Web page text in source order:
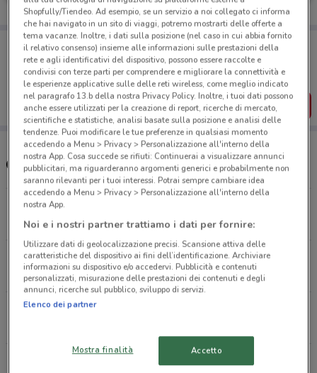
Porta DoveConviene sempre con te!
Puoi trovare le migliori offerte dei negozi vicino a te,
salvarle e creare la tua lista del risparmio, comodamente
dal tuo cellulare.
SCARICA L’APP
Orari e supermercati Bennet
Via Tonale, 101 Albano Sant'alessandro
13.8 km
CHIUSO
via Milano, 7 Vaprio D'adda
15 km
CHIUSO
S.S. Soncinese, 498 Romano Di Lombardia
Shopfully/Tiendeo. Ad esempio, se un servizio a noi collegato ci informa
che hai navigato in un sito di viaggi, potremo mostrarti delle offerte a
tema vacanze. Inoltre, i dati sulla posizione (nel caso in cui abbia fornito
il relativo consenso) insieme alle informazioni sulle prestazioni della
rete e agli identificativi del dispositivo, possono essere raccolte e
condivisi con terze parti per comprendere e migliorare la connettività e
le esperienze applicative sulle delle reti wireless, come meglio indicato
nel paragrafo 13.b della nostra Privacy Policy. Inoltre, i tuoi dati possono
anche essere utilizzati per la creazione di report, ricerche di mercato,
scientifiche e statistiche, analisi basate sulla posizione e analisi delle
tendenze. Puoi modificare le tue preferenze in qualsiasi momento
accedendo a Menu > Privacy > Personalizzazione all'interno della
nostra App. Cosa succede se rifiuti: Continuerai a visualizzare annunci
pubblicitari, ma riguarderanno argomenti generici e probabilmente non
saranno rilevanti per i tuoi interessi. Potrai sempre cambiare idea
accedendo a Menu > Privacy > Personalizzazione all'interno della
nostra App.
Noi e i nostri partner trattiamo i dati per fornire:
Utilizzare dati di geolocalizzazione precisi. Scansione attiva delle
caratteristiche del dispositivo ai fini dell’identificazione. Archiviare
informazioni su dispositivo e/o accedervi. Pubblicità e contenuti
personalizzati, misurazione delle prestazioni dei contenuti e degli
annunci, ricerche sul pubblico, sviluppo di servizi.
Elenco dei partner
Mostra finalità Accetto